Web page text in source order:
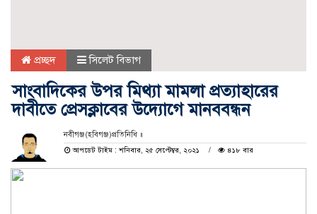
প্রচ্ছদ সিলেট বিভাগ
সাংবাদিকের উপর মিথ্যা মামলা প্রত্যাহারের
দাবীতে প্রেসক্লাবের উদ্যোগে মানববন্ধন
নবীগঞ্জ(হবিগঞ্জ)প্রতিনিধি ॥
আপডেট টাইম : শনিবার, ২৫ সেপ্টেম্বর, ২০২১
৪১৮ বার